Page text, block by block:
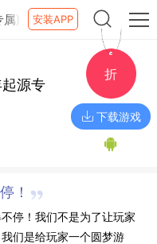
) 安装APP
源专
折
下载游戏
！
停！我们不是为了让玩家
们是给玩家一个圆梦游